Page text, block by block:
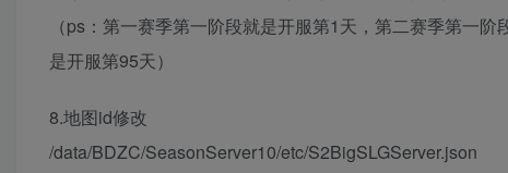
（ps：第一赛季第一阶段就是开服第1天，第二赛季第一
是开服第95天）
8.地图id修改
/data/BDZC/SeasonServer10/etc/S2BigSLGServer.json